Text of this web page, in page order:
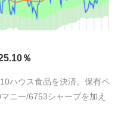
％
ハウス食品を決済。保有ペ
ニー/6753シャープを加え